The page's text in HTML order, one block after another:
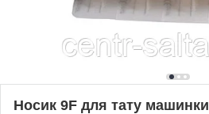
Носик 9F для тату машинки